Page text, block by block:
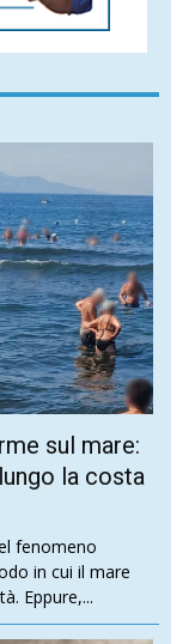
sul mare:
la costa
fenomeno
in cui il mare
Eppure,...